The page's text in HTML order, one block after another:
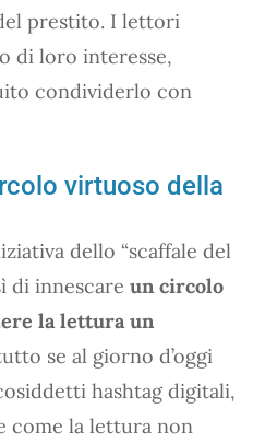
prestito. I lettori
di loro interesse,
condividerlo con
virtuoso della
dello “scaffale del
di innescare un circolo
la lettura un
se al giorno d’oggi
hashtag digitali,
come la lettura non